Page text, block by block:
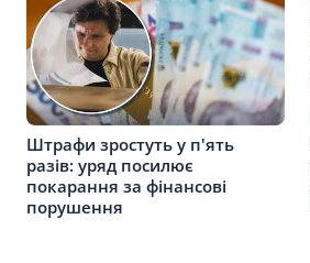
Штрафи зростуть у п'ять
разів: уряд посилює
покарання за фінансові
порушення